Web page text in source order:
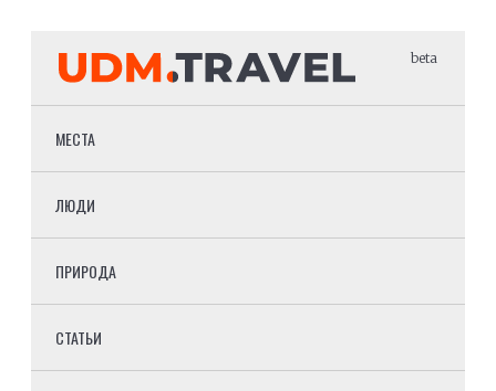
beta
МЕСТА
ЛЮДИ
ПРИРОДА
СТАТЬИ